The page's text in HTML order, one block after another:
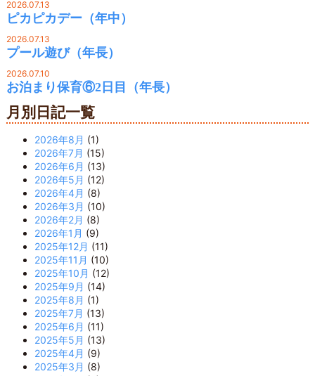
2026.07.13
ピカピカデー（年中）
2026.07.13
プール遊び（年長）
2026.07.10
お泊まり保育⑥2日目（年長）
月別日記一覧
2026年8月 (1)
2026年7月 (15)
2026年6月 (13)
2026年5月 (12)
2026年4月 (8)
2026年3月 (10)
2026年2月 (8)
2026年1月 (9)
2025年12月 (11)
2025年11月 (10)
2025年10月 (12)
2025年9月 (14)
2025年8月 (1)
2025年7月 (13)
2025年6月 (11)
2025年5月 (13)
2025年4月 (9)
2025年3月 (8)